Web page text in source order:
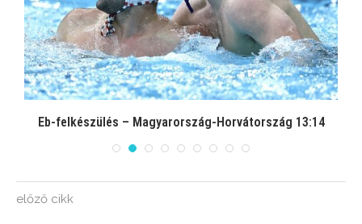
Eb-felkészülés – Magyarország-Horvátország 13:14
előző cikk